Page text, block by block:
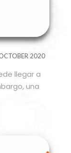
2020
llegar a
una